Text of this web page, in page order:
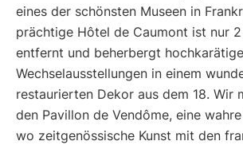
eines der schönsten Museen in
prächtige Hôtel de Caumont ist nur
entfernt und beherbergt hochkarätige
Wechselausstellungen in einem
restaurierten Dekor aus dem 18. Wir
den Pavillon de Vendôme, eine
wo zeitgenössische Kunst mit den